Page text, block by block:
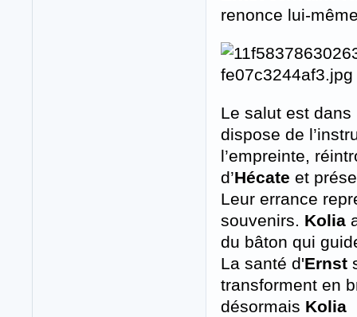
renonce lui-
Le salut est
dispose de
l’empreinte,
d’Hécate et
Leur errance
souvenirs. Kolia
du bâton qui
La santé d'Ernst
transforment en
désormais Kolia